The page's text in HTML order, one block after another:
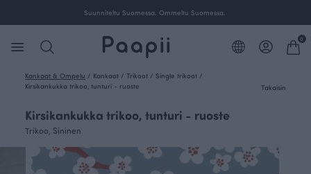
Suunniteltu Suomessa. Ommeltu
0
Kankaat & Ompelu / Kankaat / Trikoot / Single trikoot /
Kirsikankukka trikoo, tunturi - ruoste
Takaisin
Kirsikankukka trikoo, tunturi - ruoste
Trikoo, Sininen